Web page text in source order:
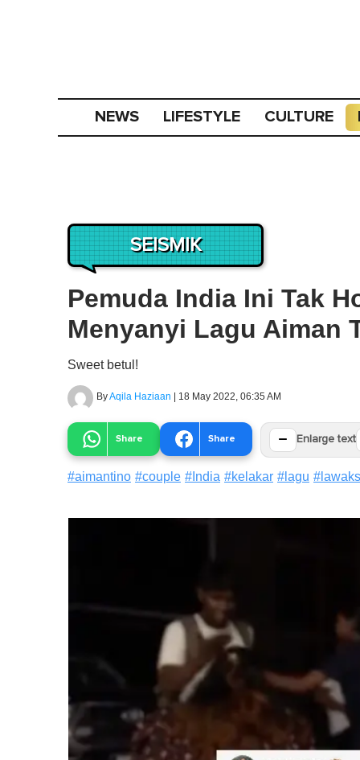
NEWS LIFESTYLE CULTURE
SEISMIK
Pemuda India Ini Tak
Menyanyi Lagu Aiman
Sweet betul!
ByAqila Haziaan | 18 May 2022, 06:35 AM
Share Share − Enlarge text
#aimantino #couple # India #kelakar # lagu #